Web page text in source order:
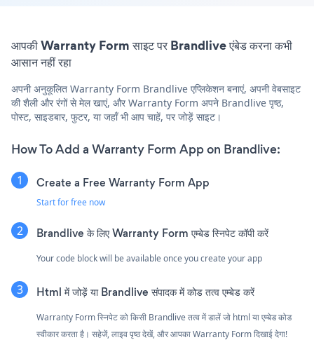
आपकी Warranty Form साइट पर Brandlive एंबेड करना कभी
आसान नहीं रहा
अपनी अनुकूलित Warranty Form Brandlive एप्लिकेशन बनाएं, अपनी वेबसाइट
की शैली और रंगों से मेल खाएं, और Warranty Form अपने Brandlive पृष्ठ,
पोस्ट, साइडबार, फुटर, या जहाँ भी आप चाहें, पर जोड़ें साइट।
How To Add a Warranty Form App on Brandlive:
Create a Free Warranty Form App
Start for free now
Brandlive के लिए Warranty Form एम्बेड स्निपेट कॉपी करें
Your code block will be available once you create your app
Html में जोड़ें या Brandlive संपादक में कोड तत्व एम्बेड करें
Warranty Form स्निपेट को किसी Brandlive तत्व में डालें जो html या एम्बेड कोड
स्वीकार करता है। सहेजें, लाइव पृष्ठ देखें, और आपका Warranty Form दिखाई देगा!